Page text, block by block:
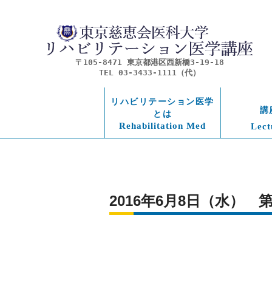
〒105-8471 東京都港区西新橋3-19-18
TEL 03-3433-1111（代）
リハビリテーション医学
とは
Rehabilitation Med
講
2016年6月8日（水）　